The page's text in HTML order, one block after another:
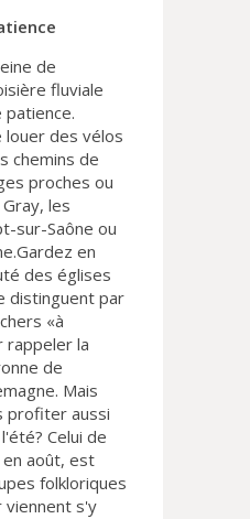
de
fluviale
patience.
louer des vélos
chemins de
proches ou
les
sur-Saône ou
en
des églises
distinguent par
«à
rappeler la
de
Mais
profiter aussi
Celui de
août, est
folkloriques
viennent s'y